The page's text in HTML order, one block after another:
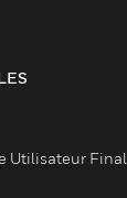
Utilisateur Final